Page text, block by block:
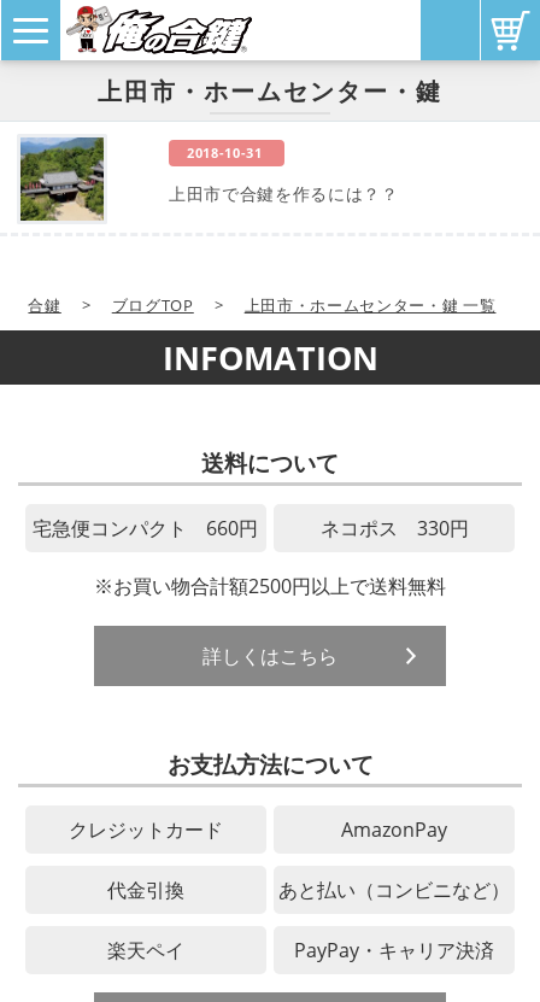
上田市・ホームセンター・鍵
2018-10-31
上田市で合鍵を作るには？？
合鍵 > ブログTOP > 上田市・ホームセンター・鍵 一覧
INFOMATION
送料について
宅急便コンパクト 660円 ネコポス 330円
※お買い物合計額2500円以上で送料無料
詳しくはこちら
お支払方法について
クレジットカード AmazonPay
代金引換 あと払い（コンビニなど）
楽天ペイ PayPay・キャリア決済